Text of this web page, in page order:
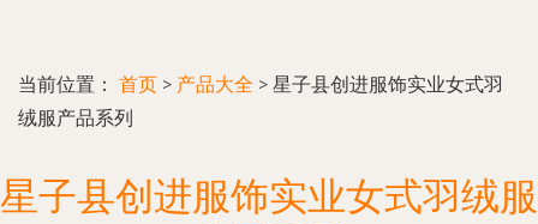
当前位置： 首页 > 产品大全 > 星子县创进服饰实业女式羽
绒服产品系列
星子县创进服饰实业女式羽绒服